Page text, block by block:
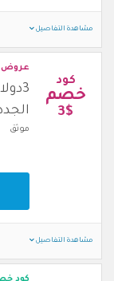
مشاهدة التفاصيل
كود
خصم
3$
عروض
موثق
مشاهدة التفاصيل